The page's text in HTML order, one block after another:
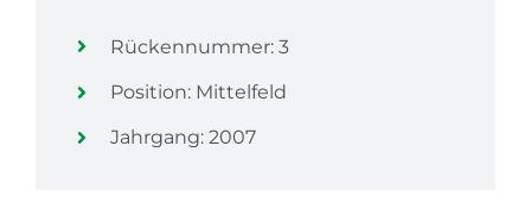
Rückennummer: 3
Position: Mittelfeld
Jahrgang: 2007